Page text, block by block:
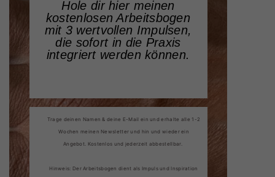
Hole dir hier meinen
kostenlosen Arbeitsbogen
mit 3 wertvollen Impulsen,
die sofort in die Praxis
integriert werden können.
Trage deinen Namen & deine E-Mail ein und erhalte alle 1-2
Wochen meinen Newsletter und hin und wieder ein
Angebot. Kostenlos und jederzeit abbestellbar.
Hinweis: Der Arbeitsbogen dient als Impuls und Inspiration